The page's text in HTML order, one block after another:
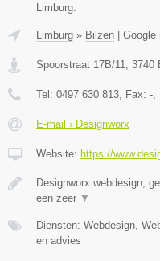
Limburg.
Limburg » Bilzen Google
Spoorstraat 17B/11, 3740
Tel: 0497 630 813, Fax: -,
E-mail › Designworx
Website: https://
Designworx webdesign,
een zeer ▼
Diensten: Webdesign,
en advies